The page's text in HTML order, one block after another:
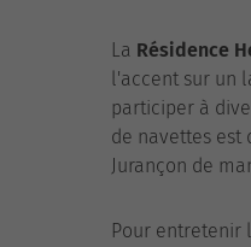
La Résidence
l'accent sur un
participer à
de navettes est
Jurançon de
Pour entretenir